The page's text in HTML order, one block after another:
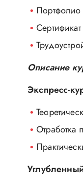
Портфолио
Описание
Экспресс-
Отработка